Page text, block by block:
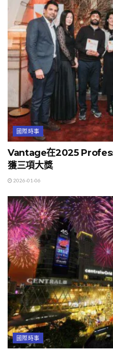
國際時事
Vantage在2025
獲三項大獎
2026-01-06
國際時事